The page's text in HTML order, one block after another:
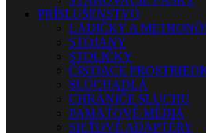
PRÍSLUŠENSTVO
LADIČKY A
STOJANY
STOLIČKY
ČISTIACE
SLÚCHADLÁ
CHRÁNIČE SLUCHU
PAMÄŤOVÉ MÉDIÁ
SIEŤOVÉ ADAPTÉRY